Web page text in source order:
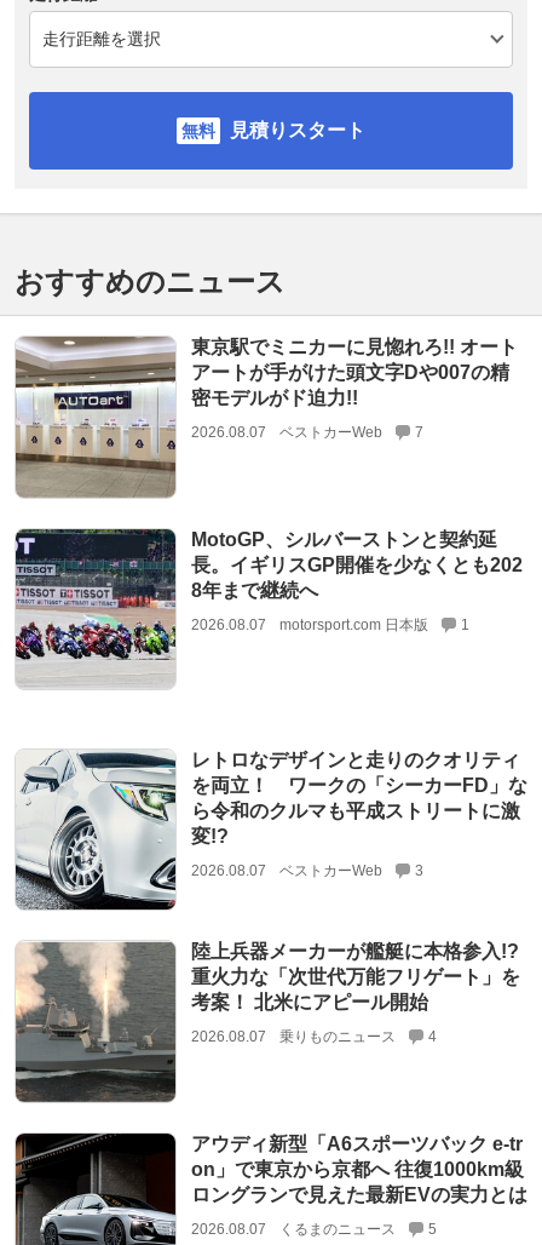
見積りスタート
おすすめのニュース
東京駅でミニカーに見惚れろ!! オート
アートが手がけた頭文字Dや007の精
密モデルがド迫力!!
2026.08.07 ベストカーWeb 7
MotoGP、シルバーストンと契約延
長。イギリスGP開催を少なくとも202
8年まで継続へ
2026.08.07 motorsport.com 日本版 1
レトロなデザインと走りのクオリティ
を両立！ ワークの「シーカーFD」な
ら令和のクルマも平成ストリートに激
変!?
2026.08.07 ベストカーWeb 3
陸上兵器メーカーが艦艇に本格参入!?
重火力な「次世代万能フリゲート」を
考案！ 北米にアピール開始
2026.08.07 乗りものニュース 4
アウディ新型「A6スポーツバック e-tr
on」で東京から京都へ 往復1000km級
ロングランで見えた最新EVの実力とは
2026.08.07 くるまのニュース 5